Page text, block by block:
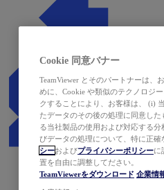
Cookie 同意バナー
TeamViewer とそのパートナーは、
めに、Cookie や類似のテクノロジ
クすることにより、お客様は、 (i)
たデータのその後の処理に同意し
る当社製品の使用および対応する
びデータの処理について、特に正
シーおよびプライバシーポリシーに
置を自由に調整してださい。
TeamViewerをダウンロード 企業情